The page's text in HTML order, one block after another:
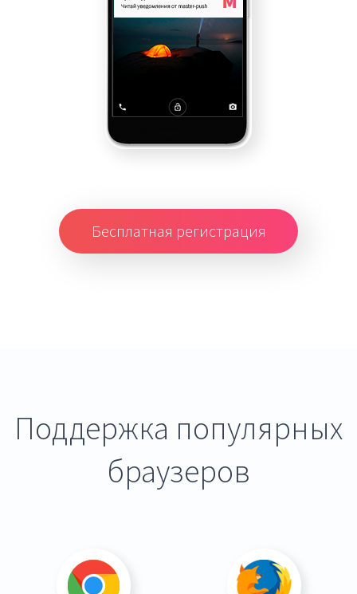
Бесплатная регистрация
Поддержка популярных
браузеров